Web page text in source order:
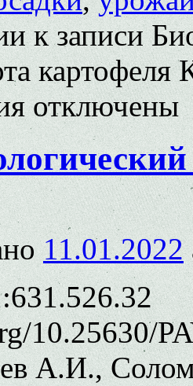
к записи
отключены
11.01.2022
10.25630/
А.И.,